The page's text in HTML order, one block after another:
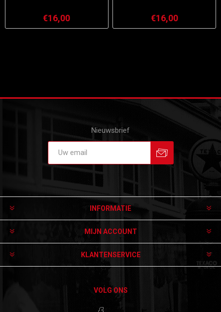
€16,00 €16,00
Nieuwsbrief
INFORMATIE
MIJN ACCOUNT
KLANTENSERVICE
VOLG ONS